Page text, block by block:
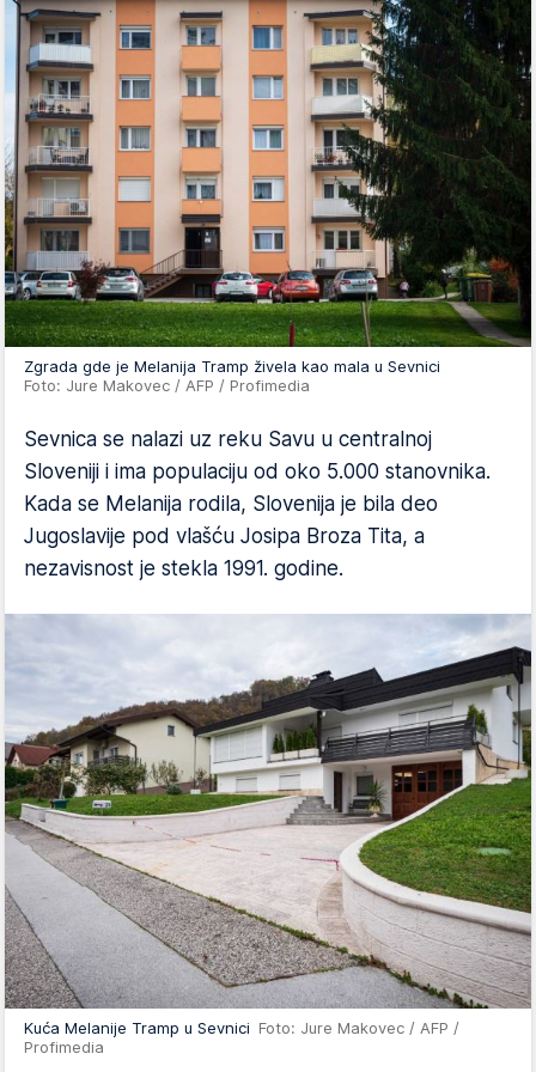
Zgrada gde je Melanija Tramp živela kao mala u Sevnici
Foto: Jure Makovec / AFP / Profimedia
Sevnica se nalazi uz reku Savu u centralnoj
Sloveniji i ima populaciju od oko 5.000 stanovnika.
Kada se Melanija rodila, Slovenija je bila deo
Jugoslavije pod vlašću Josipa Broza Tita, a
nezavisnost je stekla 1991. godine.
Kuća Melanije Tramp u Sevnici Foto: Jure Makovec / AFP /
Profimedia